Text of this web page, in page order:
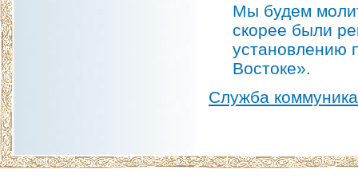
Мы будем
скорее были
установлению
Востоке».
Служба